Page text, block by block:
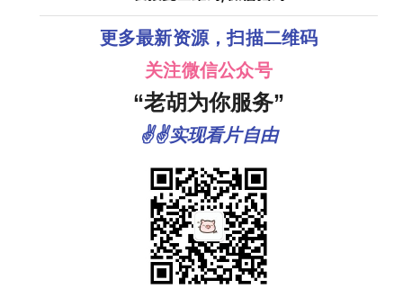
更多最新资源，扫描二维码
关注微信公众号
“老胡为你服务”
✌✌实现看片自由